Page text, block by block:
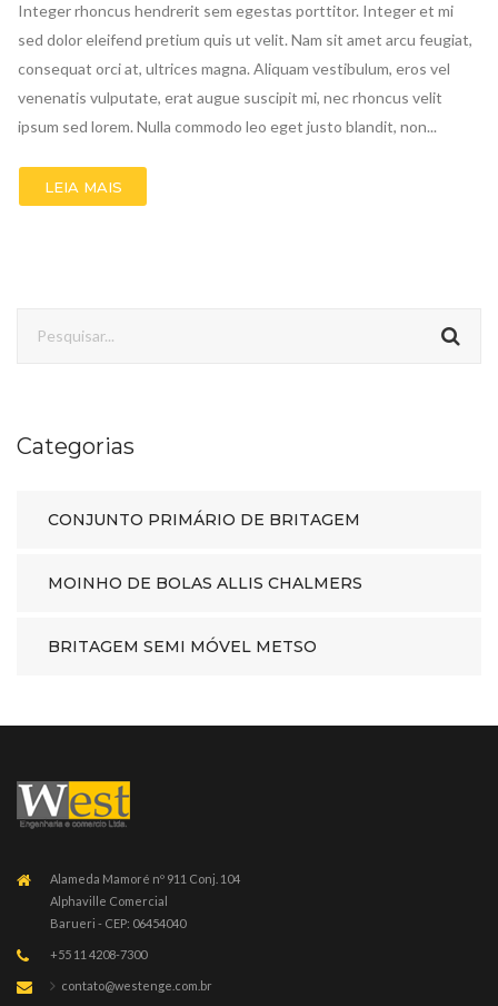
Integer rhoncus hendrerit sem egestas porttitor. Integer et mi
sed dolor eleifend pretium quis ut velit. Nam sit amet arcu feugiat,
consequat orci at, ultrices magna. Aliquam vestibulum, eros vel
venenatis vulputate, erat augue suscipit mi, nec rhoncus velit
ipsum sed lorem. Nulla commodo leo eget justo blandit, non...
LEIA MAIS
Categorias
CONJUNTO PRIMÁRIO DE BRITAGEM
MOINHO DE BOLAS ALLIS CHALMERS
BRITAGEM SEMI MÓVEL METSO
Alameda Mamoré nº 911 Conj. 104
Alphaville Comercial
Barueri - CEP: 06454040
+55 11 4208-7300
contato@westenge.com.br